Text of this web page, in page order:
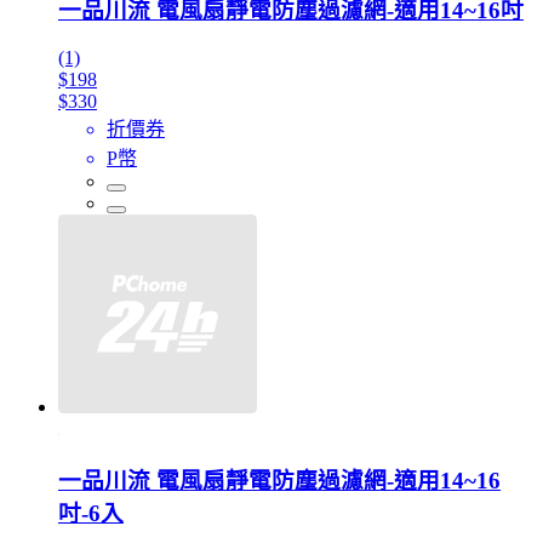
一品川流 電風扇靜電防塵過濾網-適用14~16吋
(1)
$198
$330
折價券
P幣
一品川流 電風扇靜電防塵過濾網-適用14~16
吋-6入